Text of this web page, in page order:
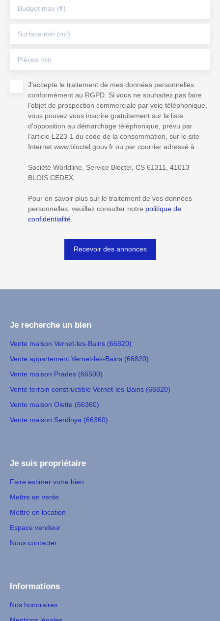
Budget max (€)
Surface min (m²)
Pièces min
J'accepte le traitement de mes données personnelles
conformément au RGPD. Si vous ne souhaitez pas faire
l'objet de prospection commerciale par voie téléphonique,
vous pouvez vous inscrire gratuitement sur la liste
d'opposition au démarchage téléphonique, prévu par
l'article L223-1 du code de la consommation, sur le site
Internet www.bloctel.gouv.fr ou par courrier adressé à :
Société Worldline, Service Bloctel, CS 61311, 41013
BLOIS CEDEX.
Pour en savoir plus sur le traitement de vos données
personnelles, veuillez consulter notre politique de
confidentialité
Recevoir des annonces
Je recherche un bien
Vente maison Vernet-les-Bains (66820)
Vente appartement Vernet-les-Bains (66820)
Vente maison Prades (66500)
Vente terrain constructible Vernet-les-Bains (66820)
Vente maison Olette (66360)
Vente maison Serdinya (66360)
Je suis propriétaire
Faire estimer votre bien
Mettre en vente
Mettre en location
Espace vendeur
Nous contacter
Informations
Nos honoraires